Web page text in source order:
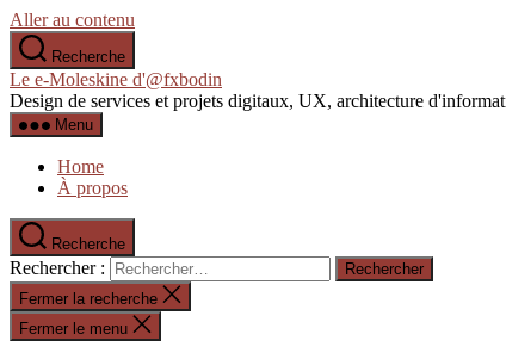
Aller au contenu
Recherche
Le e-Moleskine d'@fxbodin
Design de services et projets digitaux, UX, architecture
Menu
Home
À propos
Recherche
Rechercher :
Fermer la recherche
Fermer le menu